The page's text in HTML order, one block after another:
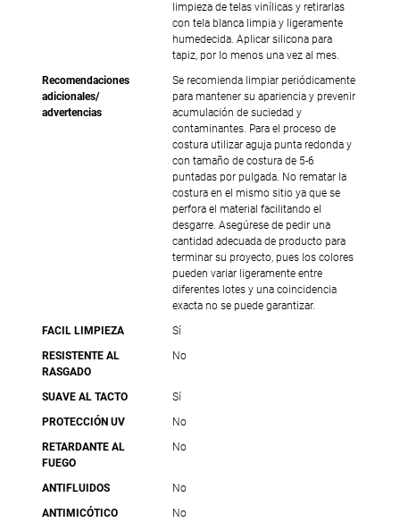
limpieza de telas vinílicas y retirarlas
con tela blanca limpia y ligeramente
humedecida. Aplicar silicona para
tapiz, por lo menos una vez al mes.
Recomendaciones
adicionales/
advertencias
Se recomienda limpiar periódicamente
para mantener su apariencia y prevenir
acumulación de suciedad y
contaminantes. Para el proceso de
costura utilizar aguja punta redonda y
con tamaño de costura de 5-6
puntadas por pulgada. No rematar la
costura en el mismo sitio ya que se
perfora el material facilitando el
desgarre. Asegúrese de pedir una
cantidad adecuada de producto para
terminar su proyecto, pues los colores
pueden variar ligeramente entre
diferentes lotes y una coincidencia
exacta no se puede garantizar.
FACIL LIMPIEZA
Sí
RESISTENTE AL
RASGADO
No
SUAVE AL TACTO
Sí
PROTECCIÓN UV
No
RETARDANTE AL
FUEGO
No
ANTIFLUIDOS
No
ANTIMICÓTICO
No